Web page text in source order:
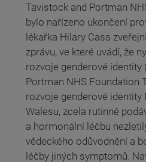
Tavistock and Portman
bylo nařízeno ukončení
lékařka Hilary Cass
zprávu, ve které uvádí, že
rozvoje genderové identity
Portman NHS Foundation
rozvoje genderové identity
Walesu, zcela rutinně
a hormonální léčbu
vědeckého odůvodnění a
léčby jiných symptomů.